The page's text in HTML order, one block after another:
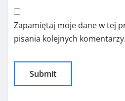
Zapamiętaj moje dane w tej
pisania kolejnych komentarzy.